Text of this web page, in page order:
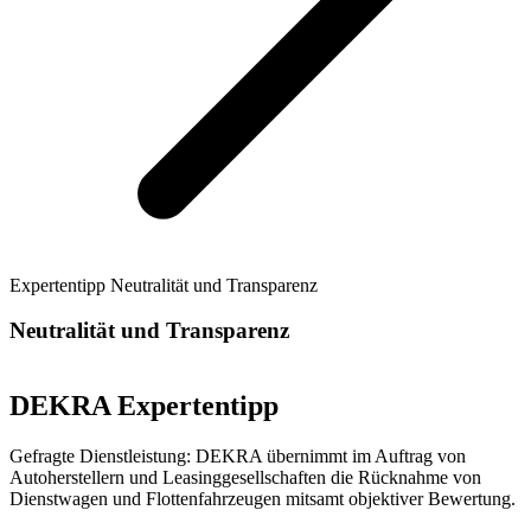
Expertentipp Neutralität und Transparenz
Neutralität und Transparenz
DEKRA Expertentipp
Gefragte Dienstleistung: DEKRA übernimmt im Auftrag von
Autoherstellern und Leasinggesellschaften die Rücknahme von
Dienstwagen und Flottenfahrzeugen mitsamt objektiver Bewertung.